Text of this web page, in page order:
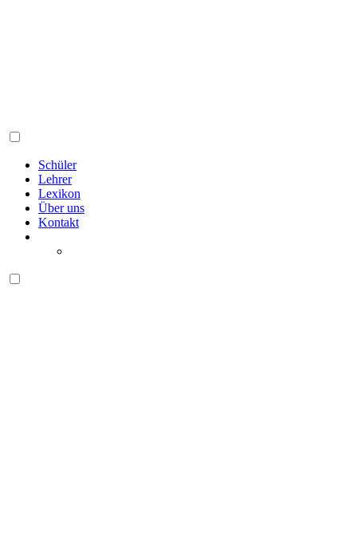
Schüler
Lehrer
Lexikon
Über uns
Kontakt